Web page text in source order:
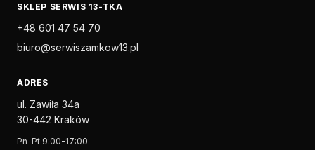
SKLEP SERWIS 13-TKA
+48 601 47 54 70
biuro@serwiszamkow13.pl
ADRES
ul. Zawiła 34a
30-442 Kraków
Pn-Pt 9:00-17:00